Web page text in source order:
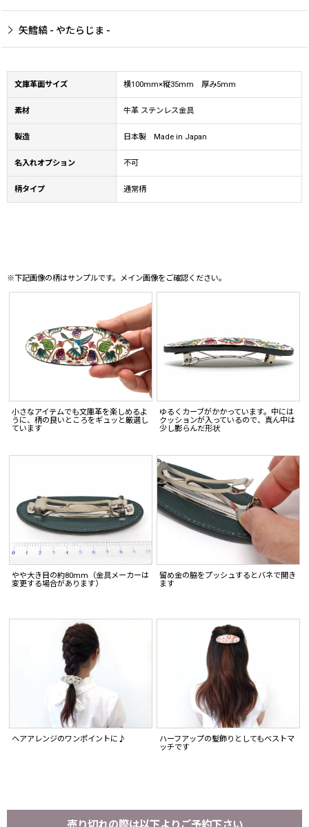
矢鱈縞 - やたらじま -
文庫革面サイズ 横100mm×縦35mm 厚み5mm
素材 牛革 ステンレス金具
製造 日本製 Made in Japan
名入れオプション 不可
柄タイプ 通常柄
※下記画像の柄はサンプルです。メイン画像をご確認ください。
小さなアイテムでも文庫革を楽しめるよ
うに、柄の良いところをギュッと厳選し
ています
ゆるくカーブがかかっています。中には
クッションが入っているので、真ん中は
少し膨らんだ形状
やや大き目の約80mm（金具メーカーは
変更する場合があります）
留め金の脇をプッシュするとバネで開き
ます
ヘアアレンジのワンポイントに♪
ハーフアップの髪飾りとしてもベストマ
ッチです